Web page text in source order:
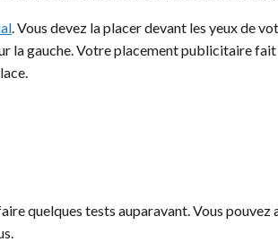
. Vous devez la placer devant les yeux de
la gauche. Votre placement publicitaire
quelques tests auparavant. Vous pouvez